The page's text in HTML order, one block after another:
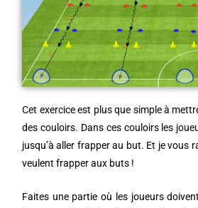
Cet exercice est plus que simple à
des couloirs. Dans ces couloirs les
jusqu’à aller frapper au but. Et je vous
veulent frapper aux buts !
Faites une partie où les joueurs